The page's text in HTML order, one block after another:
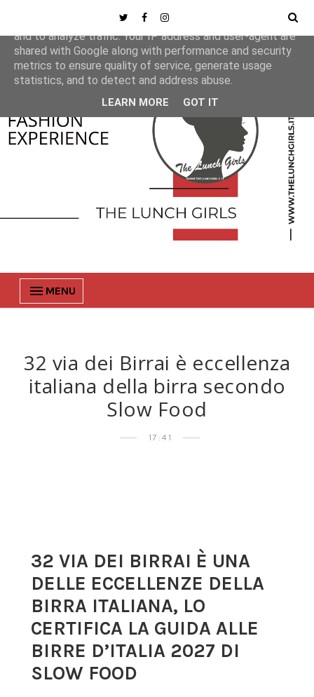
MENU
32 via dei Birrai è eccellenza
italiana della birra secondo
Slow Food
17:41
32 VIA DEI BIRRAI È UNA
DELLE ECCELLENZE DELLA
BIRRA ITALIANA, LO
CERTIFICA LA GUIDA ALLE
BIRRE D’ITALIA 2027 DI
SLOW FOOD
This site uses cookies from Google to deliver its services
and to analyze traffic. Your IP address and user-agent are
shared with Google along with performance and security
metrics to ensure quality of service, generate usage
statistics, and to detect and address abuse.
LEARN MORE GOT IT